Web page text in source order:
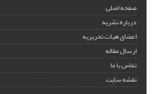
صفحه اصلی
درباره نشریه
اعضای هیات تحریریه
ارسال مقاله
تماس با ما
نقشه سایت